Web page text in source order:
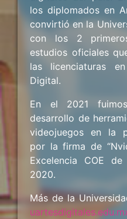
los diplomados en
convirtió en la
con los 2
estudios oficiales
las licenciaturas
Digital.
En el 2021
desarrollo de
videojuegos en la
por la firma de
Excelencia COE
2020.
Más de la